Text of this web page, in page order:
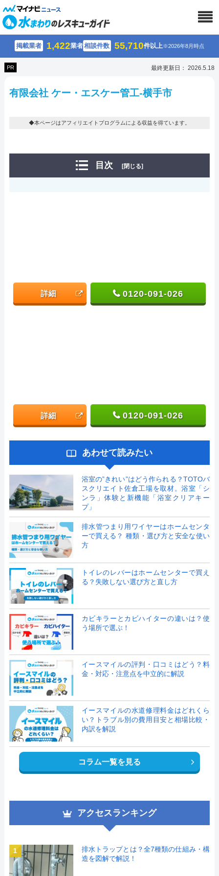
掲載業者 1,422業者相談件数 55,710件以上※2026年8月時点
PR 最終更新日： 2026.5.18
有限会社 ケー・エスケー管工-横手市
◆本ページはアフィリエイトプログラムによる収益を得ています。
目次 [閉じる]
詳細 0120-091-026
詳細 0120-091-026
あわせて読みたい
浴室の”きれい”はどう作られる？TOTOバ
スクリエイト佐倉工場を取材。浴室「シ
ンラ」体験と新機能「浴室クリアキー
プ」
排水管つまり用ワイヤーはホームセンタ
ーで買える？ 種類・選び方と安全な使い
方
トイレのレバーはホームセンターで買え
る？失敗しない選び方と直し方
カビキラーとカビハイターの違いは？使
う場所で選ぶ！
イースマイルの評判・口コミはどう？料
金・対応・注意点を中立的に解説
イースマイルの水道修理料金はどれくら
い？トラブル別の費用目安と相場比較・
内訳を解説
コラム一覧を見る
アクセスランキング
1
排水トラップとは？全7種類の仕組み・構
造を図解で解説！